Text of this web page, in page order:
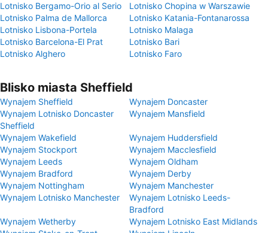
Lotnisko Bergamo-Orio al Serio
Lotnisko Chopina w Warszawie
Lotnisko Palma de Mallorca
Lotnisko Katania-Fontanarossa
Lotnisko Lisbona-Portela
Lotnisko Malaga
Lotnisko Barcelona-El Prat
Lotnisko Bari
Lotnisko Alghero
Lotnisko Faro
Blisko miasta Sheffield
Wynajem Sheffield
Wynajem Doncaster
Wynajem Lotnisko Doncaster
Sheffield
Wynajem Mansfield
Wynajem Wakefield
Wynajem Huddersfield
Wynajem Stockport
Wynajem Macclesfield
Wynajem Leeds
Wynajem Oldham
Wynajem Bradford
Wynajem Derby
Wynajem Nottingham
Wynajem Manchester
Wynajem Lotnisko Manchester
Wynajem Lotnisko Leeds-
Bradford
Wynajem Wetherby
Wynajem Lotnisko East Midlands